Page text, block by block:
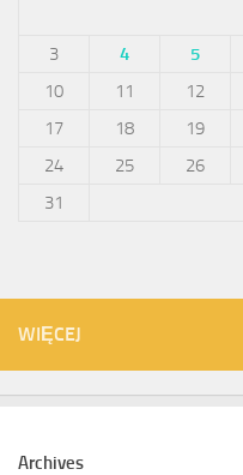
3
4 5
10
11 12
17
18 19
24
25 26
31
WIĘCEJ
Archives